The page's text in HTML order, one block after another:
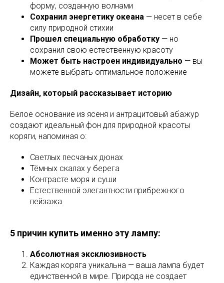
форму, созданную волнами
Сохранил энергетику океана — несет в себе
силу природной стихии
Прошел специальную обработку — но
сохранил свою естественную красоту
Может быть настроен индивидуально — вы
можете выбрать оптимальное положение
Дизайн, который рассказывает историю
Белое основание из ясеня и антрацитовый абажур
создают идеальный фон для природной красоты
коряги, напоминая о:
Светлых песчаных дюнах
Тёмных скалах у берега
Контрасте моря и суши
Естественной элегантности прибрежного
пейзажа
5 причин купить именно эту лампу:
Абсолютная эксклюзивность
Каждая коряга уникальна — ваша лампа будет
единственной в мире. Природа не создает